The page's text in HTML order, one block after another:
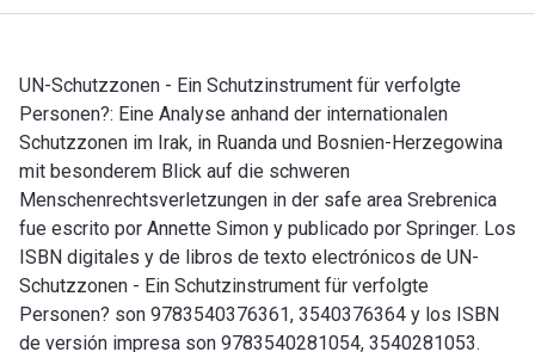
UN-Schutzzonen - Ein Schutzinstrument für verfolgte
Personen?: Eine Analyse anhand der internationalen
Schutzzonen im Irak, in Ruanda und Bosnien-Herzegowina
mit besonderem Blick auf die schweren
Menschenrechtsverletzungen in der safe area Srebrenica
fue escrito por Annette Simon y publicado por Springer. Los
ISBN digitales y de libros de texto electrónicos de UN-
Schutzzonen - Ein Schutzinstrument für verfolgte
Personen? son 9783540376361, 3540376364 y los ISBN
de versión impresa son 9783540281054, 3540281053.